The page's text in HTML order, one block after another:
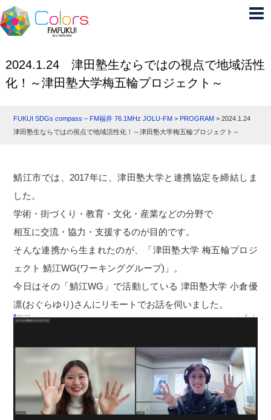
2024.1.24 津田塾生ならではの視点で地域活性
化！～津田塾大学梅五輪プロジェクト～
FUKUI SDGs compass – FM福井 76.1MHz JOLU-FM > PROGRAM >2024.1.24
津田塾生ならではの視点で地域活性化！～津田塾大学梅五輪プロジェクト～
鯖江市では、2017年に、津田塾大学と連携協定を締結しま
した。
学術・街づくり・教育・文化・産業などの分野で
相互に交流・協力・支援するのが目的です。
そんな連携から生まれたのが、「津田塾大学 梅五輪プロジ
ェクト 鯖江WG(ワーキンググループ)」。
今日はその「鯖江WG」で活動している 津田塾大学 小倉優
凛(おぐらゆり)さんにリモートでお話を伺いました。